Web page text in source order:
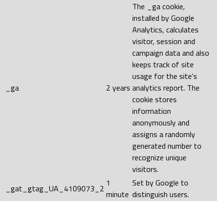
_ga 2 years
The _ga cookie,
installed by Google
Analytics, calculates
visitor, session and
campaign data and also
keeps track of site
usage for the site's
analytics report. The
cookie stores
information
anonymously and
assigns a randomly
generated number to
recognize unique
visitors.
_gat_gtag_UA_4109073_2 1
minute
Set by Google to
distinguish users.